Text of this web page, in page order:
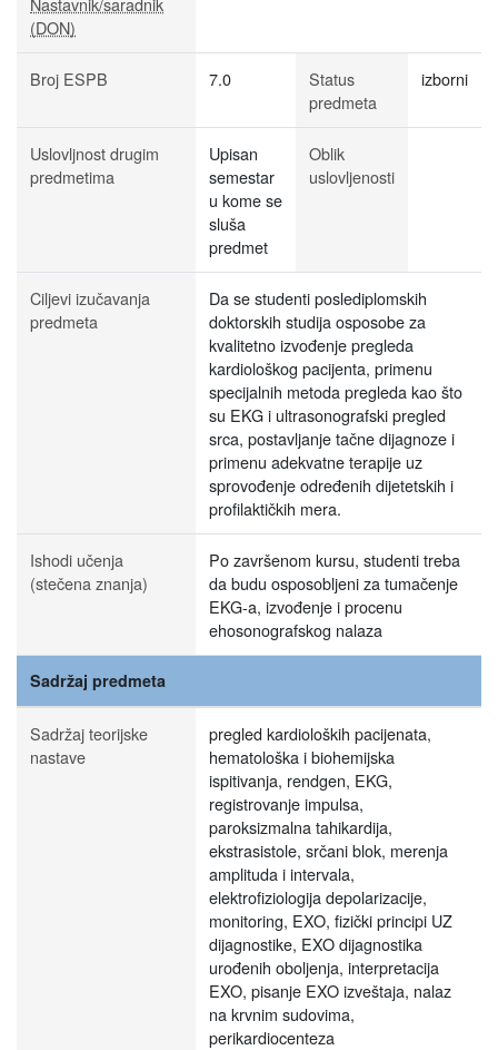
(DON)
Broj ESPB 7.0
Status
predmeta
izborni
Uslovljnost drugim
predmetima
Upisan
semestar
u kome se
sluša
predmet
Oblik
uslovljenosti
Ciljevi izučavanja
predmeta
Da se studenti poslediplomskih
doktorskih studija osposobe za
kvalitetno izvođenje pregleda
kardiološkog pacijenta, primenu
specijalnih metoda pregleda kao što
su EKG i ultrasonografski pregled
srca, postavljanje tačne dijagnoze i
primenu adekvatne terapije uz
sprovođenje određenih dijetetskih i
profilaktičkih mera.
Ishodi učenja
(stečena znanja)
Po završenom kursu, studenti treba
da budu osposobljeni za tumačenje
EKG-a, izvođenje i procenu
ehosonografskog nalaza
Sadržaj predmeta
Sadržaj teorijske
nastave
pregled kardioloških pacijenata,
hematološka i biohemijska
ispitivanja, rendgen, EKG,
registrovanje impulsa,
paroksizmalna tahikardija,
ekstrasistole, srčani blok, merenja
amplituda i intervala,
elektrofiziologija depolarizacije,
monitoring, EXO, fizički principi UZ
dijagnostike, EXO dijagnostika
urođenih oboljenja, interpretacija
EXO, pisanje EXO izveštaja, nalaz
na krvnim sudovima,
perikardiocenteza